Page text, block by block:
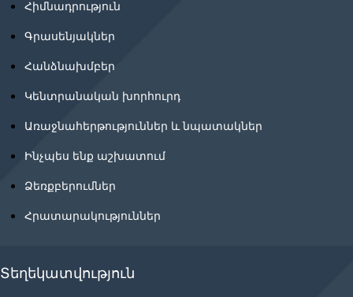
Հիմնադրություն
Գրասենյակներ
Հանձնախմբեր
Կենտրանական խորհուրդ
Առաջնահերթություններ և նպատակներ
Ինչպես ենք աշխատում
Ձեռքբերումներ
Հրատարակություններ
Տեղեկատվություն